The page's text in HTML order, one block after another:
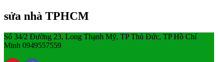
sửa nhà TPHCM
Số 34/2 Đường 23, Long Thạnh Mỹ, TP Thủ Đức, TP Hồ Chí
Minh 0949557559